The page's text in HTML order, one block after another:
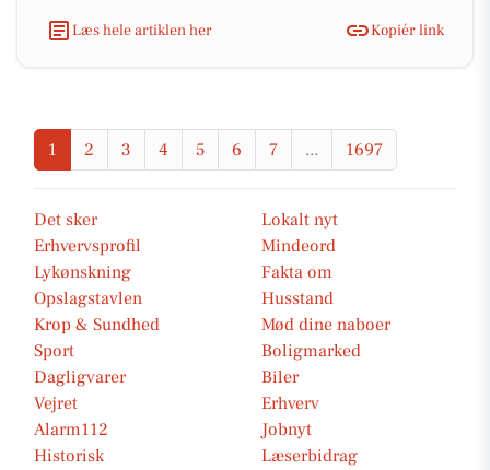
Læs hele artiklen her Kopiér link
1 2 3 4 5 6 7 ... 1697
Det sker
Lokalt nyt
Erhvervsprofil
Mindeord
Lykønskning
Fakta om
Opslagstavlen
Husstand
Krop & Sundhed
Mød dine naboer
Sport
Boligmarked
Dagligvarer
Biler
Vejret
Erhverv
Alarm112
Jobnyt
Historisk
Læserbidrag